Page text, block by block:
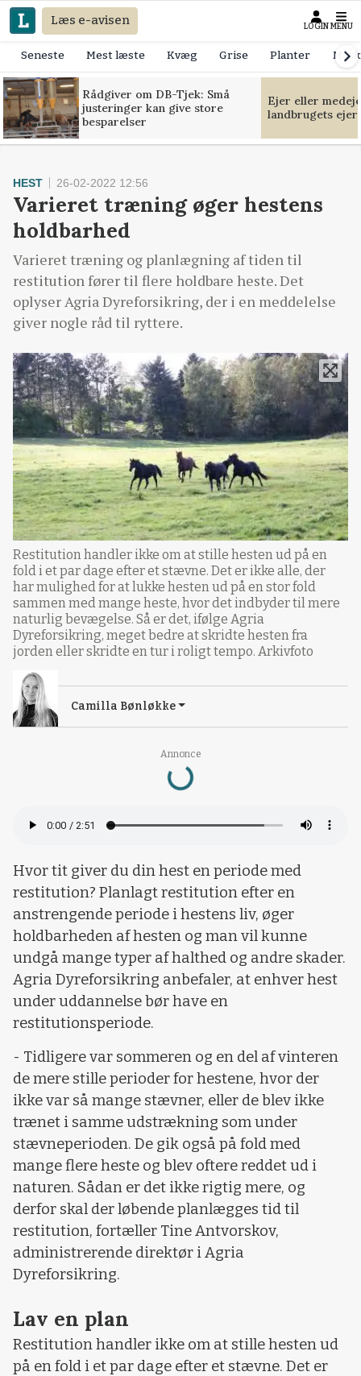
Læs e-avisen LOGIN MENU
Seneste Mest læste Kvæg Grise Planter
Rådgiver om DB-Tjek: Små
justeringer kan give store
besparelser
Ejer eller
landbrugets
Annonce
Loading...
HEST 26-02-2022 12:56
Varieret træning øger hestens
holdbarhed
Varieret træning og planlægning af tiden til
restitution fører til flere holdbare heste. Det
oplyser Agria Dyreforsikring, der i en meddelelse
giver nogle råd til ryttere.
Restitution handler ikke om at stille hesten ud på en
fold i et par dage efter et stævne. Det er ikke alle, der
har mulighed for at lukke hesten ud på en stor fold
sammen med mange heste, hvor det indbyder til mere
naturlig bevægelse. Så er det, ifølge Agria
Dyreforsikring, meget bedre at skridte hesten fra
jorden eller skridte en tur i roligt tempo. Arkivfoto
Camilla Bønløkke
Hvor tit giver du din hest en periode med
restitution? Planlagt restitution efter en
anstrengende periode i hestens liv, øger
holdbarheden af hesten og man vil kunne
undgå mange typer af halthed og andre skader.
Agria Dyreforsikring anbefaler, at enhver hest
under uddannelse bør have en
restitutionsperiode.
- Tidligere var sommeren og en del af vinteren
de mere stille perioder for hestene, hvor der
ikke var så mange stævner, eller de blev ikke
trænet i samme udstrækning som under
stævneperioden. De gik også på fold med
mange flere heste og blev oftere reddet ud i
naturen. Sådan er det ikke rigtig mere, og
derfor skal der løbende planlægges tid til
restitution, fortæller Tine Antvorskov,
administrerende direktør i Agria
Dyreforsikring.
Lav en plan
Restitution handler ikke om at stille hesten ud
på en fold i et par dage efter et stævne. Det er